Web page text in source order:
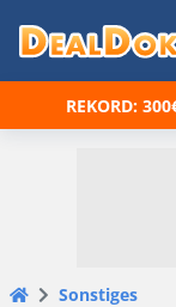
REKORD:
Sonstiges